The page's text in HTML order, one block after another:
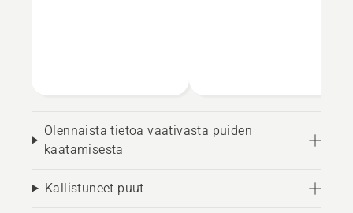
Olennaista tietoa vaativasta puiden
kaatamisesta
Kallistuneet puut